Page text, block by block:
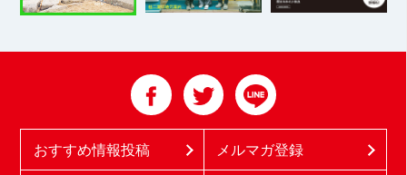
おすすめ情報投稿 メルマガ登録